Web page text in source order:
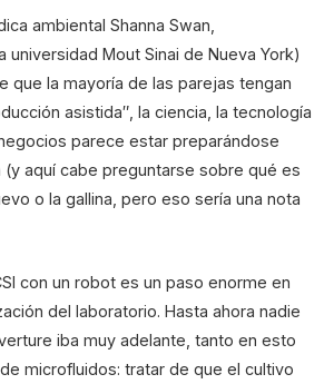
ambiental Shanna Swan,
universidad Mout Sinai de Nueva York)
que la mayoría de las parejas tengan
asistida″, la ciencia, la tecnología
parece estar preparándose
aquí cabe preguntarse sobre qué es
o la gallina, pero eso sería una nota
con un robot es un paso enorme en
del laboratorio. Hasta ahora nadie
iba muy adelante, tanto en esto
microfluidos: tratar de que el cultivo